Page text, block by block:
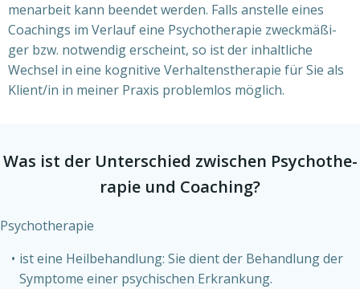
men­ar­beit kann been­det wer­den. Falls anstel­le eines
Coa­chings im Ver­lauf eine Psy­cho­the­ra­pie zweck­mä­ßi­
ger bzw. not­wen­dig erscheint, so ist der inhalt­li­che
Wech­sel in eine kogni­ti­ve Ver­hal­tens­the­ra­pie für Sie als
Klient/in in mei­ner Pra­xis pro­blem­los mög­lich.
Was ist der Unter­schied zwi­schen Psy­cho­the­
ra­pie und Coa­ching?
Psy­cho­the­ra­pie
ist eine Heil­be­hand­lung: Sie dient der Behand­lung der
Sym­pto­me einer psy­chi­schen Erkran­kung.